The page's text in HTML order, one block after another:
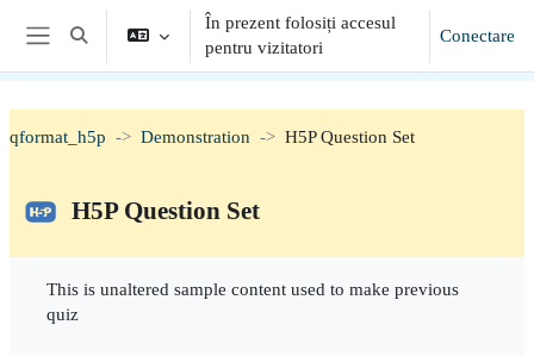
Sari la conţinutul principal
Panou lateral
Afișați căutarea
În prezent folosiți accesul
pentru vizitatori
Conectare
qformat_h5p Demonstration H5P Question Set
H5P Question Set
This is unaltered sample content used to make previous
quiz